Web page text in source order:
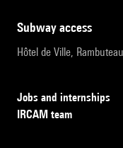
subway access
Hôtel de Ville,
Jobs and internships
IRCAM team